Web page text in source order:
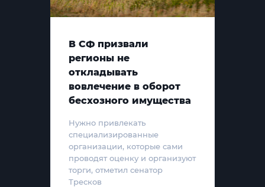
В СФ призвали
регионы не
откладывать
вовлечение в оборот
бесхозного имущества
Нужно привлекать
специализированные
организации, которые сами
проводят оценку и организуют
торги, отметил сенатор
Тресков